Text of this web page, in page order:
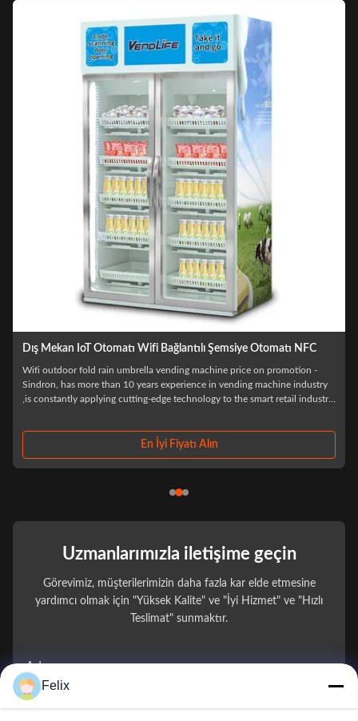
Süt akıllı satış makinesi 500W Çift Kapı için ISO90001 Onaylandı
top sale id card reader smart fridge ice cream milk vending machine for
foods and drinks Specification: Excellent clients credibility (Carefully
selected,Before settlement,Resolve your consumption worries) Minimalist
En İyi Fiyatı Alın
Uzmanlarımızla iletişime geçin
Görevimiz, müşterilerimizin daha fazla kar elde etmesine
yardımcı olmak için "Yüksek Kalite" ve "İyi Hizmet" ve "Hızlı
Teslimat" sunmaktır.
Adınız
Telefon Numarası
Felix